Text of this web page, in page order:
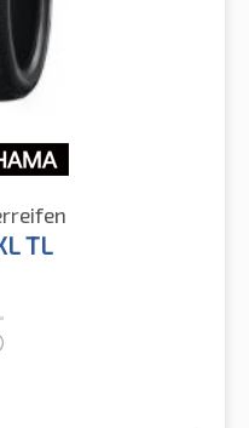
TL